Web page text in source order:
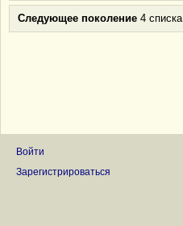
Следующее поколение 4 списка
Войти
Зарегистрироваться